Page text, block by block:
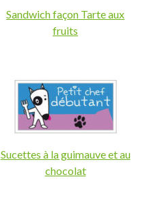
Sandwich façon Tarte aux
fruits
Sucettes à la guimauve et au
chocolat